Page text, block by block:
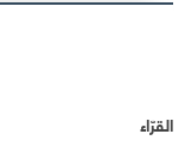
القرّاء